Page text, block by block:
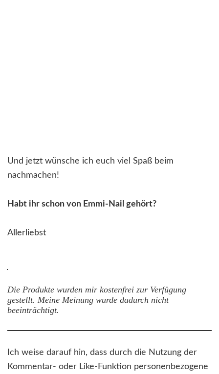
Und jetzt wünsche ich euch viel Spaß beim
nachmachen!
Habt ihr schon von Emmi-Nail gehört?
Allerliebst
Die Produkte wurden mir kostenfrei zur Verfügung
gestellt. Meine Meinung wurde dadurch nicht
beeinträchtigt.
Ich weise darauf hin, dass durch die Nutzung der
Kommentar- oder Like-Funktion personenbezogene